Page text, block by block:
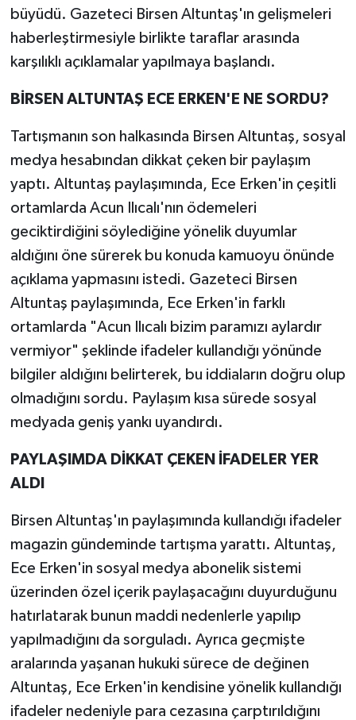
büyüdü. Gazeteci Birsen Altuntaş'ın gelişmeleri
haberleştirmesiyle birlikte taraflar arasında
karşılıklı açıklamalar yapılmaya başlandı.
BİRSEN ALTUNTAŞ ECE ERKEN'E NE SORDU?
Tartışmanın son halkasında Birsen Altuntaş, sosyal
medya hesabından dikkat çeken bir paylaşım
yaptı. Altuntaş paylaşımında, Ece Erken'in çeşitli
ortamlarda Acun Ilıcalı'nın ödemeleri
geciktirdiğini söylediğine yönelik duyumlar
aldığını öne sürerek bu konuda kamuoyu önünde
açıklama yapmasını istedi. Gazeteci Birsen
Altuntaş paylaşımında, Ece Erken'in farklı
ortamlarda "Acun Ilıcalı bizim paramızı aylardır
vermiyor" şeklinde ifadeler kullandığı yönünde
bilgiler aldığını belirterek, bu iddiaların doğru olup
olmadığını sordu. Paylaşım kısa sürede sosyal
medyada geniş yankı uyandırdı.
PAYLAŞIMDA DİKKAT ÇEKEN İFADELER YER
ALDI
Birsen Altuntaş'ın paylaşımında kullandığı ifadeler
magazin gündeminde tartışma yarattı. Altuntaş,
Ece Erken'in sosyal medya abonelik sistemi
üzerinden özel içerik paylaşacağını duyurduğunu
hatırlatarak bunun maddi nedenlerle yapılıp
yapılmadığını da sorguladı. Ayrıca geçmişte
aralarında yaşanan hukuki sürece de değinen
Altuntaş, Ece Erken'in kendisine yönelik kullandığı
ifadeler nedeniyle para cezasına çarptırıldığını